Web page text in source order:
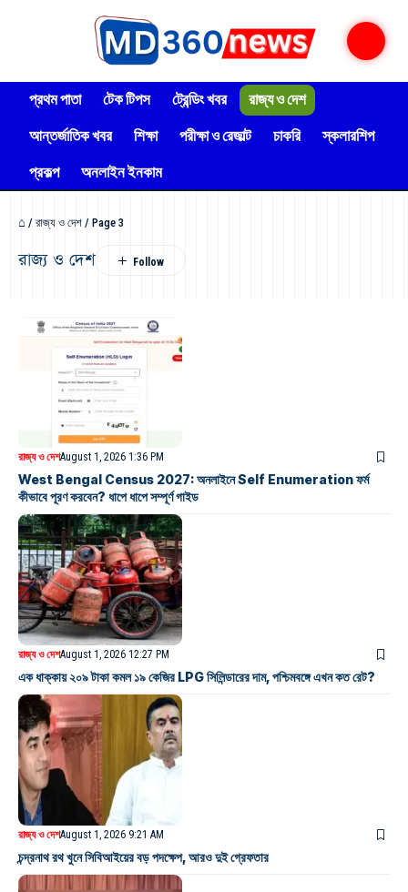
প্রথম পাতা টেক টিপস ট্রেন্ডিং খবর
রাজ্য ও দেশ
আন্তর্জাতিক খবর
শিক্ষা পরীক্ষা ও রেজাল্ট চাকরি
স্কলারশিপ
প্রকল্প
অনলাইন ইনকাম
⌂ / রাজ্য ও দেশ / Page 3
রাজ্য ও দেশ
রাজ্য ও দেশAugust 1, 2026 1:36 PM
West Bengal Census 2027: অনলাইনে Self Enumeration ফর্ম
কীভাবে পূরণ করবেন? ধাপে ধাপে সম্পূর্ণ গাইড
রাজ্য ও দেশAugust 1, 2026 12:27 PM
এক ধাক্কায় ২০৯ টাকা কমল ১৯ কেজির LPG সিলিন্ডারের দাম, পশ্চিমবঙ্গে এখন কত রেট?
রাজ্য ও দেশAugust 1, 2026 9:21 AM
চন্দ্রনাথ রথ খুনে সিবিআইয়ের বড় পদক্ষেপ, আরও দুই গ্রেফতার